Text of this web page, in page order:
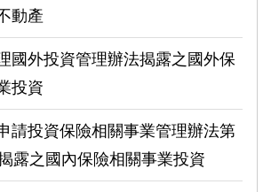
動產
國外投資管理辦法揭露之國外保
投資
請投資保險相關事業管理辦法第
露之國內保險相關事業投資